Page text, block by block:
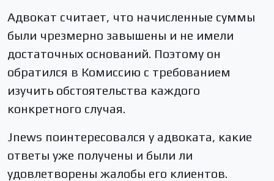
Адвокат считает, что начисленные суммы
были чрезмерно завышены и не имели
достаточных оснований. Поэтому он
обратился в Комиссию с требованием
изучить обстоятельства каждого
конкретного случая.
Jnews поинтересовался у адвоката, какие
ответы уже получены и были ли
удовлетворены жалобы его клиентов.